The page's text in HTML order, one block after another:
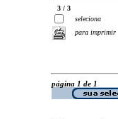
3 / 3
seleciona
para imprimir
página 1 de 1